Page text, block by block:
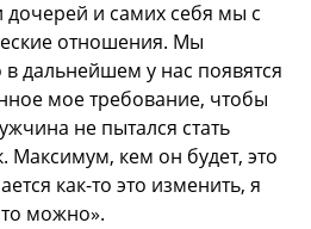
и самих себя мы с
отношения. Мы
дальнейшем у нас появятся
мое требование, чтобы
не пытался стать
Максимум, кем он будет, это
как-то это изменить, я
можно».